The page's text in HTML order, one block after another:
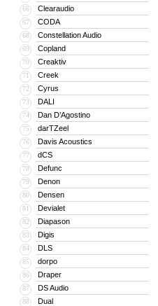
66 Clearaudio
67 CODA
68 Constellation Audio
69 Copland
70 Creaktiv
71 Creek
72 Cyrus
73 DALI
74 Dan D’Agostino
75 darTZeel
76 Davis Acoustics
77 dCS
78 Defunc
79 Denon
80 Densen
81 Devialet
82 Diapason
83 Digis
84 DLS
85 dorpo
86 Draper
87 DS Audio
88 Dual